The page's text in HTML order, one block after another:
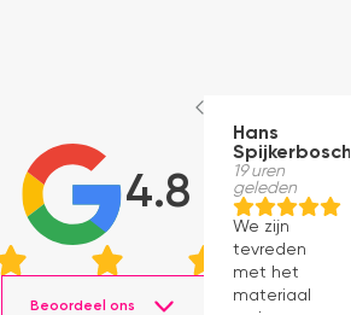
4.8
Beoordeel ons
Hans
Spijkerbosch
19 uren
geleden
We zijn
tevreden
met het
materiaal